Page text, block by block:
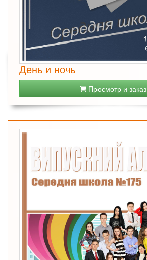
День и ночь
Просмотр и заказ